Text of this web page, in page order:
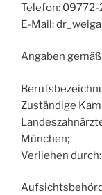
Telefon:
E-Mail:
Angaben gemäß
Zuständige
München;
Verliehen